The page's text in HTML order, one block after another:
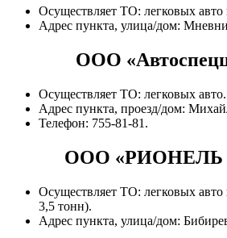
Осуществляет ТО: легковых авто
Адрес пункта, улица/дом:
ООО
Осуществляет ТО: легковых авто.
Адрес пункта, проезд/дом:
Телефон: 755-81-81.
ООО «РИОНЕЛЬ
Осуществляет ТО: легковых авто
3,5 тонн).
Адрес пункта, улица/дом: